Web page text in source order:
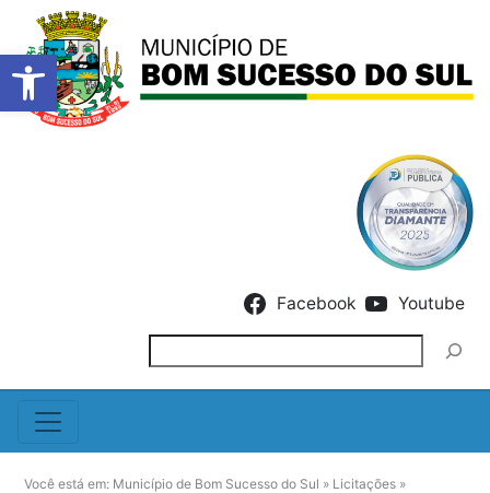
Barra de Ferramentas
Facebook Youtube
Você está em: Município de Bom Sucesso do Sul » Licitações »